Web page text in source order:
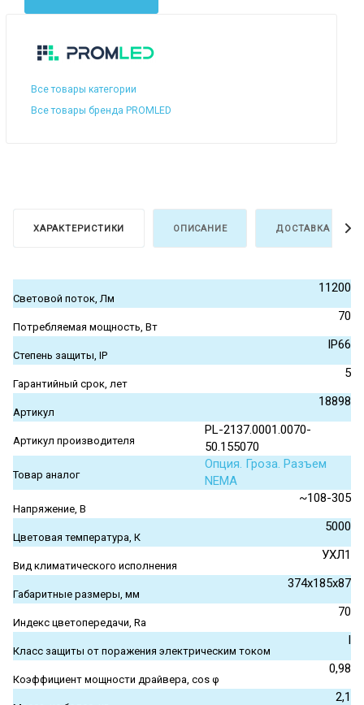
Все товары категории
Все товары бренда PROMLED
ХАРАКТЕРИСТИКИ ОПИСАНИЕ ДОСТАВКА И
Световой поток, Лм
11200
Потребляемая мощность, Вт
70
Степень защиты, IP
IP66
Гарантийный срок, лет
5
Артикул
18898
Артикул производителя
PL-2137.0001.0070-
50.155070
Товар аналог
Опция. Гроза. Разъем
NEMA
Напряжение, В
~108-305
Цветовая температура, К
5000
Вид климатического исполнения
УХЛ1
Габаритные размеры, мм
374x185x87
Индекс цветопередачи, Ra
70
Класс защиты от поражения электрическим током
I
Коэффициент мощности драйвера, cos φ
0,98
2,1